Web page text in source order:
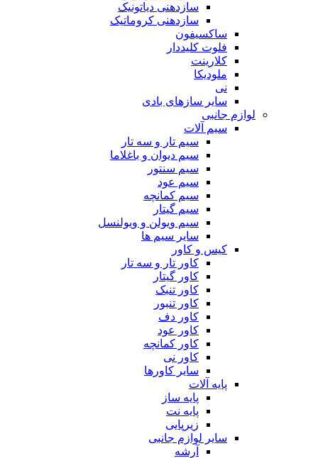
سازدهنی دیاتونیک
سازدهنی کروماتیک
ساکسیفون
فلوت کلیددار
کلارینت
ملودیکا
نی
سایر سازهای بادی
لوازم جانبی
سیم آلات
سیم تار و سه تار
سیم دیوان و باغلاما
سیم سنتور
سیم عود
سیم کمانچه
سیم گیتار
سیم ویولن و ویولنسل
سایر سیم ها
کیس و کاور
کاور تار و سه تار
کاور گیتار
کاور تنبک
کاور تنبور
کاور دف
کاور عود
کاور کمانچه
کاور نی
سایر کاورها
پایه آلات
پایه ساز
پایه نت
زیرپایی
سایر لوازم جانبی
آرشه